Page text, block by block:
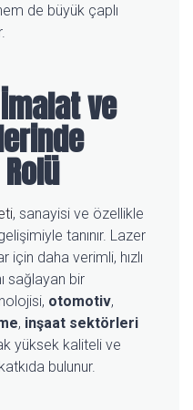
de büyük çaplı
İmalat ve
, sanayisi ve özellikle
tanınır. Lazer
daha verimli, hızlı
sağlayan bir
otomotiv,
, inşaat sektörleri
yüksek kaliteli ve
bulunur.